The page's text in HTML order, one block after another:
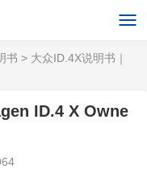
书 > 大众ID.4X说明书｜
ID.4 X Owne